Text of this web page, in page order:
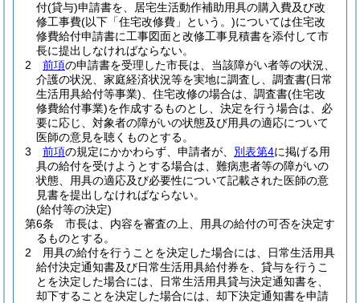
付(貸与)申請書を、居宅生活動作補助用具の購入費及び改
修工事費(以下「住宅改修費」という。)については住宅改
修費給付申請書に工事図面と改修工事見積書を添付して市
長に提出しなければならない。
2
前項の申請書を受理した市長は、当該障がい者等の状況、
介護の状況、家庭経済状況等を実地に調査し、調査書(日常
生活用具給付等事業) 、住宅改修の場合は、調査書(住宅改
修費給付事業)を作成するものとし、決定を行う場合は、必
要に応じ、対象者の障がいの状態及び用具の適応について
医師の意見を聴くものとする。
3
前項の規定にかかわらず、申請者が、 別表第4に掲げる用
具の給付を受けようとする場合は、難病患者等の障がいの
状態、用具の適応及び必要性について記載された医師の意
見書を提出しなければならない。
(給付等の決定)
第6条
市長は、内容を審査の上、用具の給付の可否を決定す
るものとする。
2
用具の給付を行うことを決定した場合には、日常生活用具
給付決定通知書及び日常生活用具給付券を、貸与を行うこ
とを決定した場合には、日常生活用具貸与決定通知書を、
却下することを決定した場合には、却下決定通知書を申請